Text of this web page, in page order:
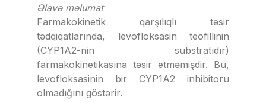
Əlavə məlumat
Farmakokinetik qarşılıqlı təsir
tədqiqatlarında, levofloksasin teofillinin
(CYP1A2-nin substratıdır)
farmakokinetikasına təsir etməmişdir. Bu,
levofloksasinin bir CYP1A2 inhibitoru
olmadığını göstərir.